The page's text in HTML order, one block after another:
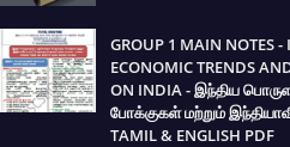
GROUP 1 MAIN NOTES
ECONOMIC TRENDS
ON INDIA - இந்திய
போக்குகள் மற்றும்
TAMIL & ENGLISH PDF